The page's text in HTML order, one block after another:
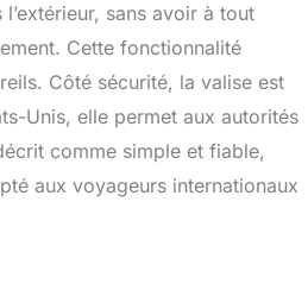
sans avoir à tout
Cette fonctionnalité
Côté sécurité, la valise est
Unis, elle permet aux autorités
comme simple et fiable,
aux voyageurs internationaux